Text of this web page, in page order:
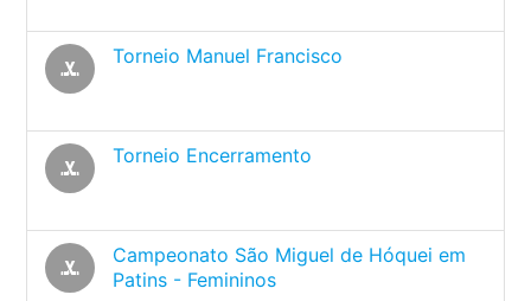
sports_hockey
Torneio Manuel Francisco
sports_hockey
Torneio Encerramento
sports_hockey
Campeonato São Miguel de Hóquei em
Patins - Femininos